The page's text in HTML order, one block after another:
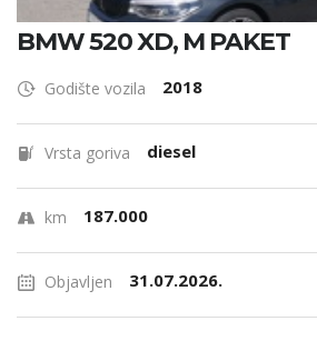
BMW 520 XD, M PAKET
Godište vozila 2018
Vrsta goriva diesel
km 187.000
Objavljen 31.07.2026.